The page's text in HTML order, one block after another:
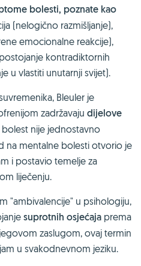
bolesti, poznate kao
(nelogično razmišljanje),
emocionalne reakcije),
kontradiktornih
u vlastiti unutarnji svijet).
Bleuler je
zadržavaju dijelove
bolest nije jednostavno
na mentalne bolesti otvorio je
i postavio temelje za
liječenju.
"ambivalencije" u psihologiju,
suprotnih osjećaja prema
zaslugom, ovaj termin
u svakodnevnom jeziku.